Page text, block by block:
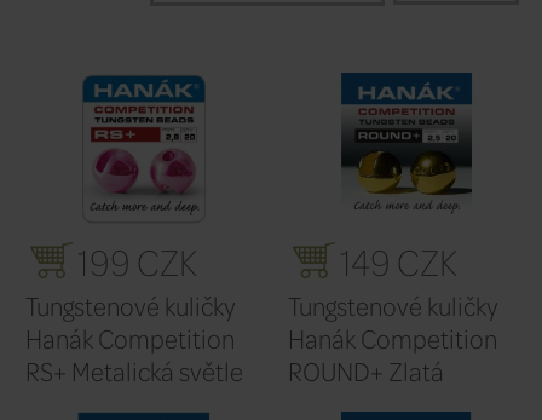
Oči
Filtr výrobců
Řadit podle: Výchozí